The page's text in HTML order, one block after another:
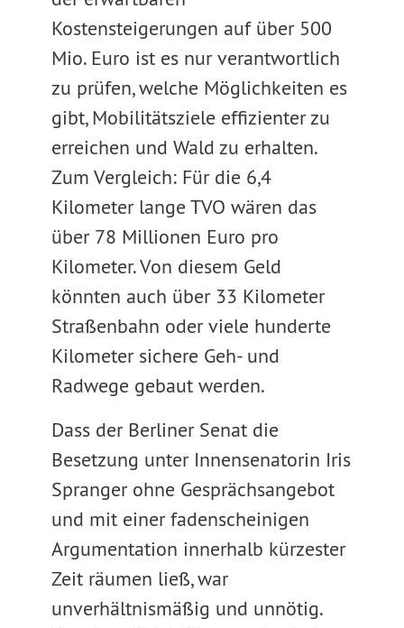
Kostensteigerungen auf über 500
Mio. Euro ist es nur verantwortlich
zu prüfen, welche Möglichkeiten es
gibt, Mobilitätsziele effizienter zu
erreichen und Wald zu erhalten.
Zum Vergleich: Für die 6,4
Kilometer lange TVO wären das
über 78 Millionen Euro pro
Kilometer. Von diesem Geld
könnten auch über 33 Kilometer
Straßenbahn oder viele hunderte
Kilometer sichere Geh- und
Radwege gebaut werden.
Dass der Berliner Senat die
Besetzung unter Innensenatorin Iris
Spranger ohne Gesprächsangebot
und mit einer fadenscheinigen
Argumentation innerhalb kürzester
Zeit räumen ließ, war
unverhältnismäßig und unnötig.